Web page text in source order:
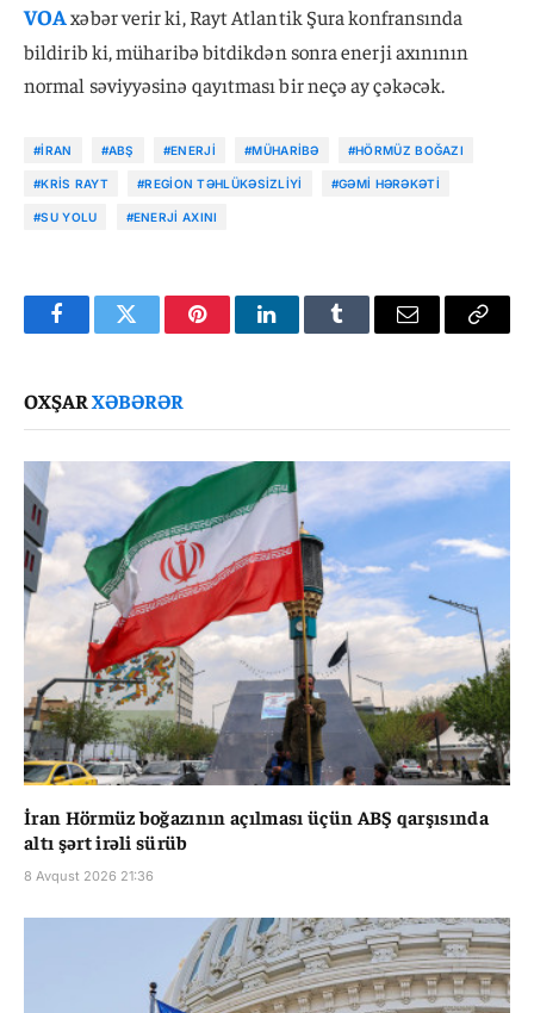
VOAxəbər verir ki, Rayt Atlantik Şura konfransında
bildirib ki, müharibə bitdikdən sonra enerji axınının
normal səviyyəsinə qayıtması bir neçə ay çəkəcək.
#İRAN #ABŞ #ENERJI #MÜHARIBƏ #HÖRMÜZ BOĞAZI
#KRIS RAYT #REGION TƏHLÜKƏSIZLIYI #GƏMI HƏRƏKƏTI
#SU YOLU #ENERJI AXINI
FacebookTwitter PinterestLinkedInTumblr Email
Copy
OXŞARXƏBƏRƏR
İran Hörmüz boğazının açılması üçün ABŞ qarşısında
altı şərt irəli sürüb
8 Avqust 2026 21:36